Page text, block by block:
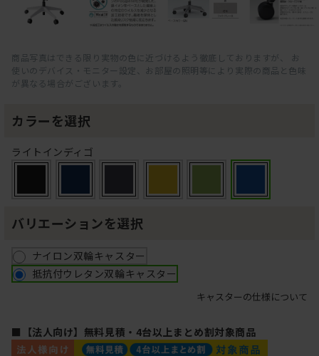
商品写真はできる限り実物の色に近づけるよう徹底しておりますが、 お
使いのデバイス・モニター設定、お部屋の照明等により実際の商品と色味
が異なる場合がございます。
カラーを選択
ライトインディゴ
バリエーションを選択
ナイロン双輪キャスター
抵抗付ウレタン双輪キャスター
キャスターの仕様について
■【法人向け】無料見積・4台以上まとめ割対象商品